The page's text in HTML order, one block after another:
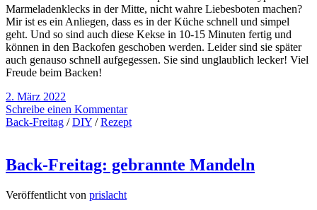
Marmeladenklecks in der Mitte, nicht wahre Liebesboten machen?
Mir ist es ein Anliegen, dass es in der Küche schnell und simpel
geht. Und so sind auch diese Kekse in 10-15 Minuten fertig und
können in den Backofen geschoben werden. Leider sind sie später
auch genauso schnell aufgegessen. Sie sind unglaublich lecker! Viel
Freude beim Backen!
2. März 2022
Schreibe einen Kommentar
Back-Freitag /DIY /Rezept
Back-Freitag: gebrannte Mandeln
Veröffentlicht von prislacht